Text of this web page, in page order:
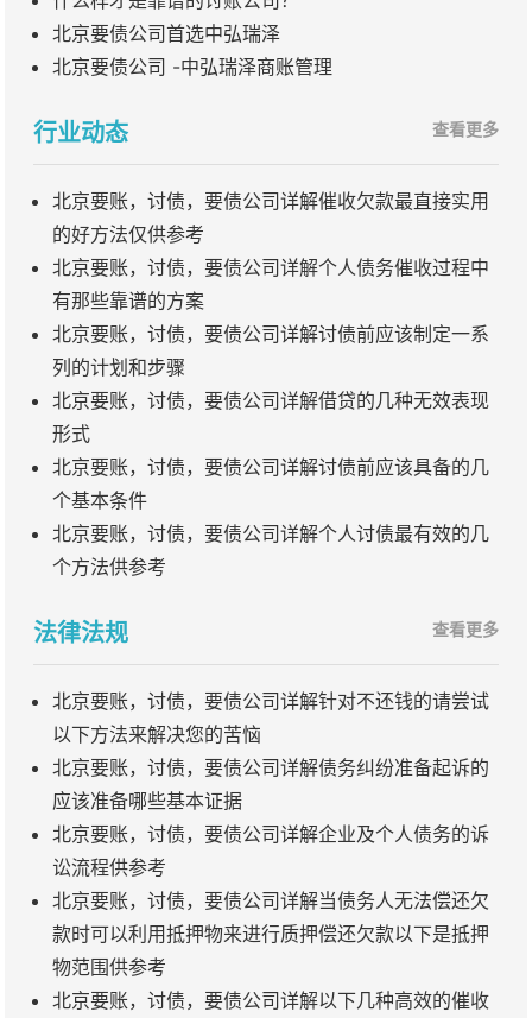
北京要债公司首选中弘瑞泽
北京要债公司 -中弘瑞泽商账管理
行业动态 查看更多
北京要账，讨债，要债公司详解催收欠款最直接实用
的好方法仅供参考
北京要账，讨债，要债公司详解个人债务催收过程中
有那些靠谱的方案
北京要账，讨债，要债公司详解讨债前应该制定一系
列的计划和步骤
北京要账，讨债，要债公司详解借贷的几种无效表现
形式
北京要账，讨债，要债公司详解讨债前应该具备的几
个基本条件
北京要账，讨债，要债公司详解个人讨债最有效的几
个方法供参考
法律法规 查看更多
北京要账，讨债，要债公司详解针对不还钱的请尝试
以下方法来解决您的苦恼
北京要账，讨债，要债公司详解债务纠纷准备起诉的
应该准备哪些基本证据
北京要账，讨债，要债公司详解企业及个人债务的诉
讼流程供参考
北京要账，讨债，要债公司详解当债务人无法偿还欠
款时可以利用抵押物来进行质押偿还欠款以下是抵押
物范围供参考
北京要账，讨债，要债公司详解以下几种高效的催收